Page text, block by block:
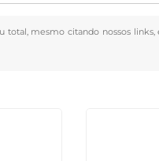
total, mesmo citando nossos